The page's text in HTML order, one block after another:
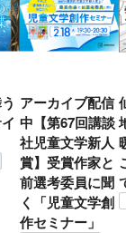
アーカイブ配信
中【第67回講談
社児童文学新人
賞】受賞作家と
前選考委員に聞
く「児童文学創
作セミナー」